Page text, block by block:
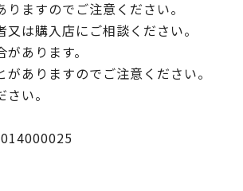
ますのでご注意ください。
は購入店にご相談ください。
あります。
ありますのでご注意ください。
い。